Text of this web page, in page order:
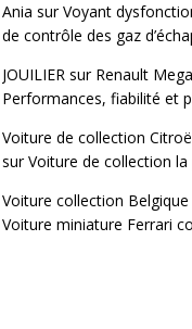
Ania surVoyant
de contrôle des gaz
JOUILIERsur Renault
Performances, fiabilité et
Voiture de collection
surVoiture de collection
Voiture collection
Voiture miniature Ferrari